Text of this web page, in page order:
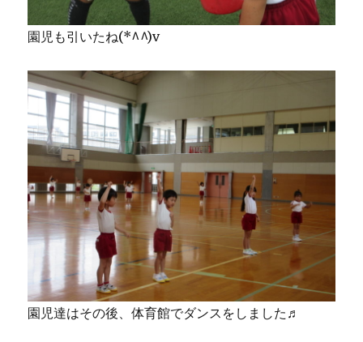
園児も引いたね(*^^)v
園児達はその後、体育館でダンスをしました♬